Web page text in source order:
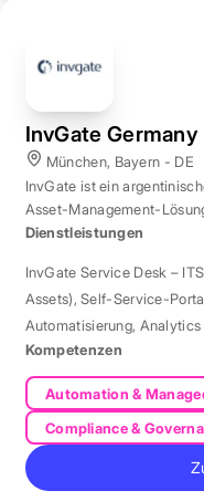
InvGate Germany
München, Bayern - DE
InvGate ist ein
Asset-Management-
Europa.
Dienstleistungen
InvGate Service Desk –
Assets),Self-Service-
Automatisierung, Analytics
Kompetenzen
Automation &
Compliance &